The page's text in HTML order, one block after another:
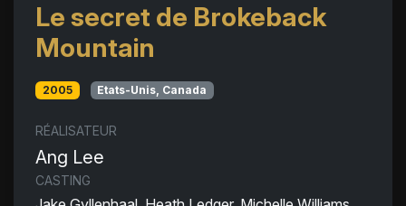
Le secret de Brokeback
Mountain
2005 Etats-Unis, Canada
RÉALISATEUR
Ang Lee
CASTING